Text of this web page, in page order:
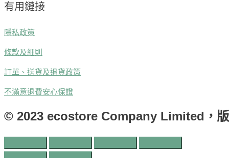
有用鏈接
隱私政策
條款及細則
訂單、送貨及退貨政策
不滿意退費安心保證
© 2023 ecostore Company Limited，版